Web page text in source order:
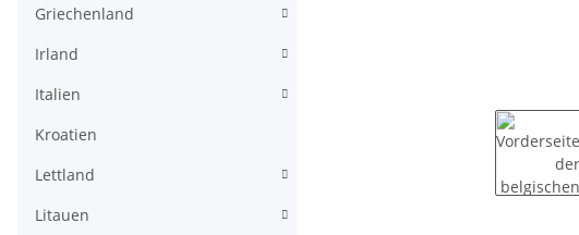
Griechenland
Irland
Italien
Kroatien
Lettland
Litauen